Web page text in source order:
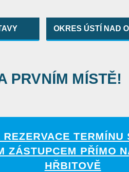
OKRES ÚSTÍ NAD
PRVNÍM MÍSTĚ!
REZERVACE TERMÍNU
ZÁSTUPCEM PŘÍMO
HŘBITOVĚ